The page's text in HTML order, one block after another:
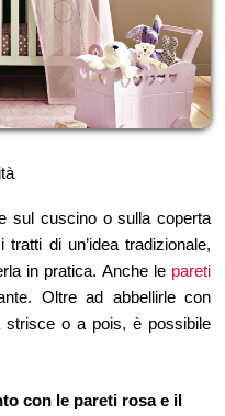
sul cuscino o sulla coperta
di un’idea tradizionale,
in pratica. Anche le pareti
Oltre ad abbellirle con
o a pois, è possibile
con le pareti rosa e il